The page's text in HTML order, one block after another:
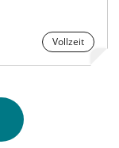
Vollzeit